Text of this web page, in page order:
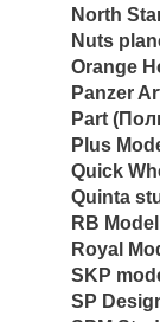
North
Nuts
Orange
Panzer
Part
Plus
Quick
Quinta
RB
Royal
SKP
SP